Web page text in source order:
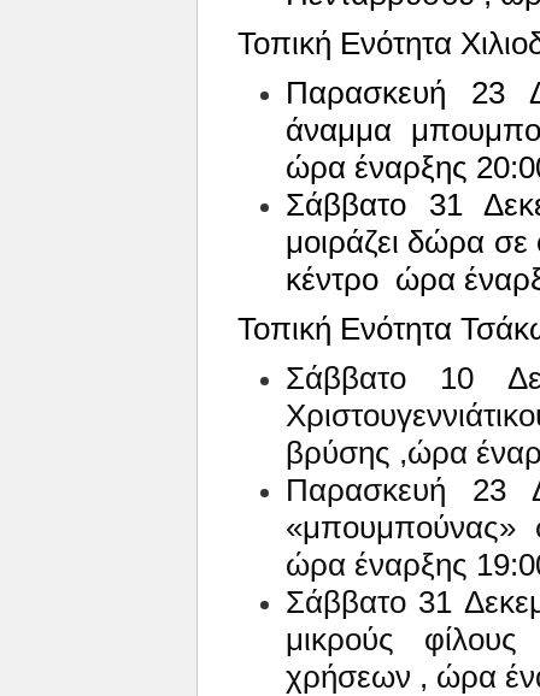
Τοπική Ενότητα
Παρασκευή 23
άναμμα
ώρα έναρξης
Σάββατο 31
μοιράζει δώρα σε
κέντρο ώρα
Τοπική Ενότητα
Σάββατο 10
βρύσης ,ώρα
Παρασκευή 23
«μπουμπούνας»
ώρα έναρξης
Σάββατο 31
μικρούς
χρήσεων , ώρα